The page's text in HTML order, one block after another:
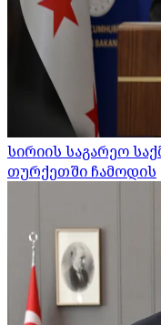
სირიის საგარეო
თურქეთში ჩამოდის